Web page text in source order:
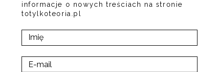
informacje o nowych treściach na stronie
totylkoteoria.pl